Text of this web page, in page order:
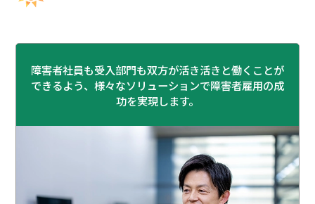
障害者社員も受入部門も双方が活き活きと働くことが
できるよう、様々なソリューションで障害者雇用の成
功を実現します。